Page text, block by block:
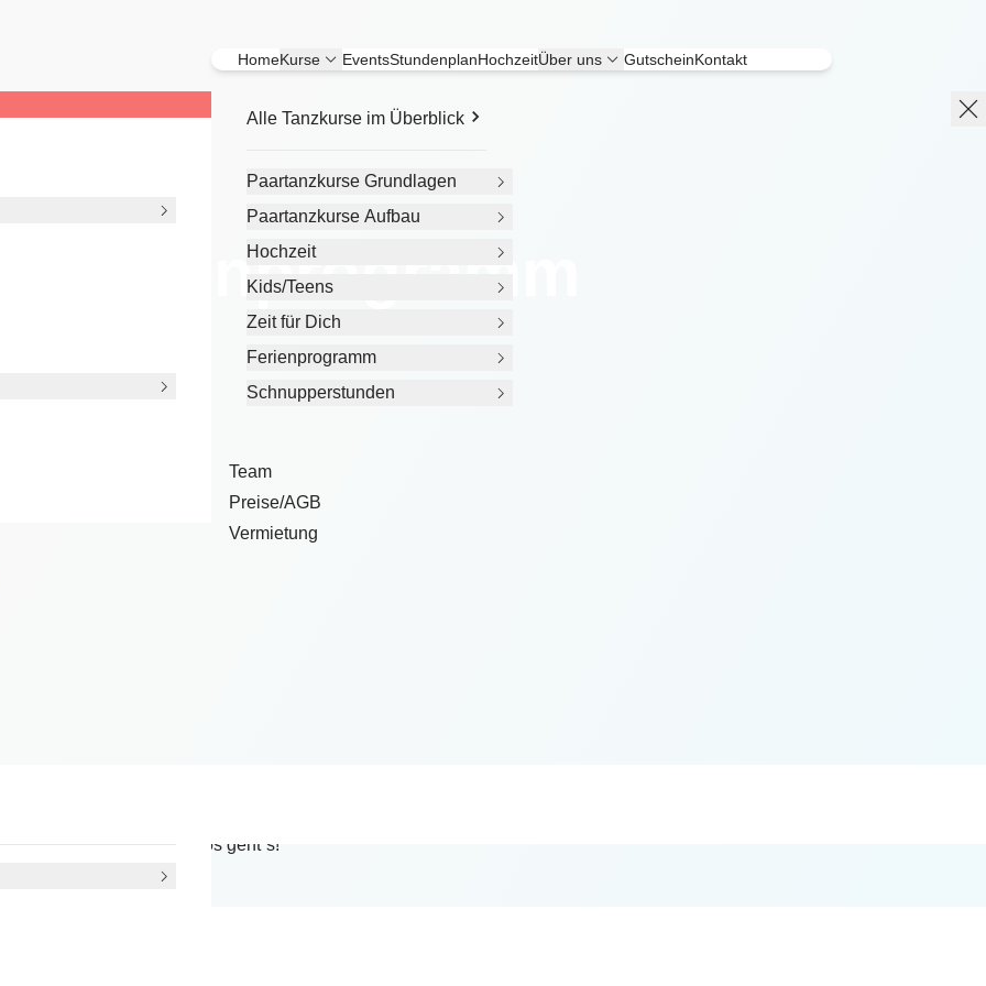
HomeKurse EventsStundenplanHochzeitÜber uns GutscheinKontakt
Alle Tanzkurse im Überblick
Paartanzkurse Grundlagen
Paartanzkurse Aufbau
Hochzeit
Kids/Teens
Zeit für Dich
Ferienprogramm
Schnupperstunden
Team
Preise/AGB
Vermietung
Ferienprogramm
Hallenschuhe mit und los geht´s!